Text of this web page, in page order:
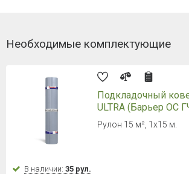
Необходимые комплектующие
Подкладочный
ULTRA (Барьер ОС
Рулон 15 м², 1х15 м.
В наличии: 35 рул.